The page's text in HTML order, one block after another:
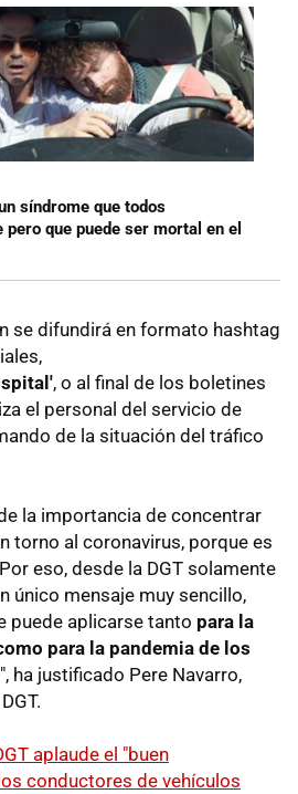
síndrome que todos
pero que puede ser mortal en el
se difundirá en formato hashtag
, o al final de los boletines
el personal del servicio de
de la situación del tráfico
la importancia de concentrar
torno al coronavirus, porque es
eso, desde la DGT solamente
único mensaje muy sencillo,
puede aplicarse tanto para la
para la pandemia de los
", ha justificado Pere Navarro,
aplaude el "buen
conductores de vehículos